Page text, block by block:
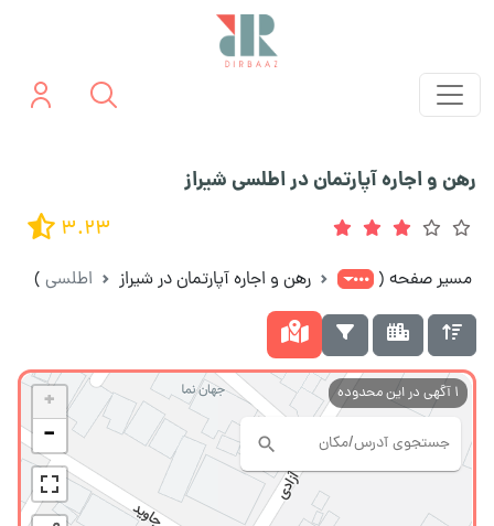
رهن و اجاره آپارتمان در اطلسی شیراز
3.23
مسیر صفحه ( اطلسی رهن و اجاره آپارتمان در شیراز )
1 آگهی در این محدوده
+
−